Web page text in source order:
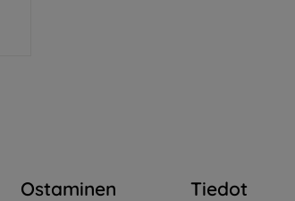
Ostaminen Tiedot